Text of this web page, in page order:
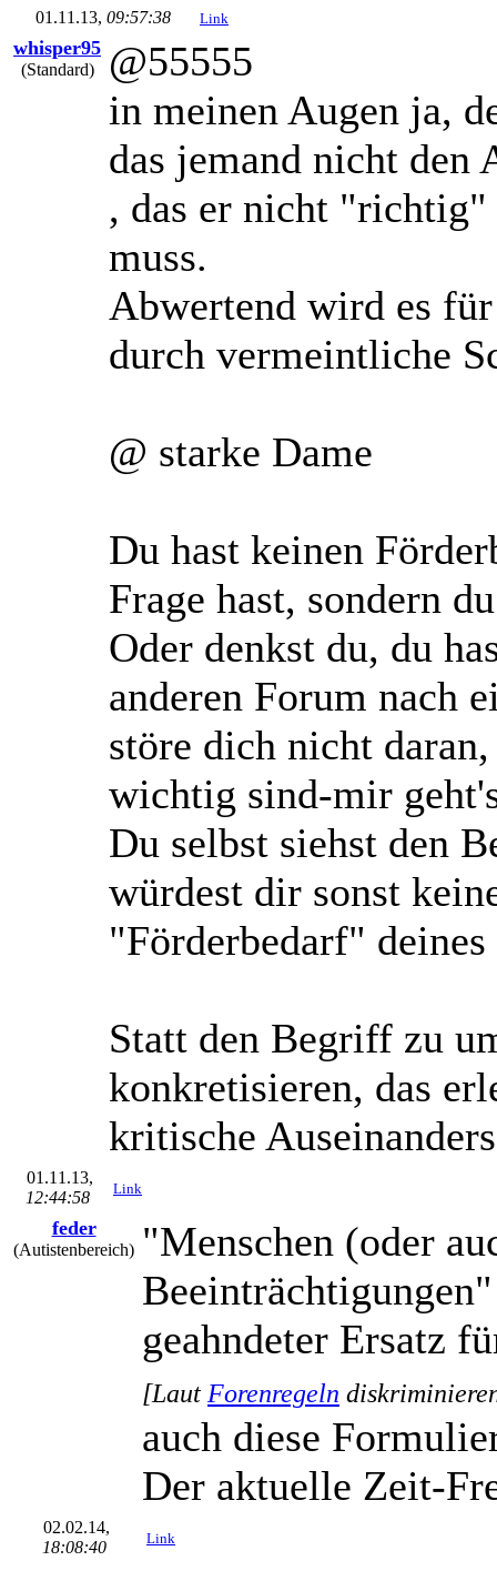
01.11.13, 09:57:38 Link
whisper95
(Standard)
@55555
in meinen Augen ja,
das jemand nicht den
, das er nicht "richtig"
muss.
Abwertend wird es
durch vermeintliche
@ starke Dame
Du hast keinen
Frage hast, sondern
Oder denkst du, du
anderen Forum nach
störe dich nicht
wichtig sind-mir
Du selbst siehst den
würdest dir sonst
"Förderbedarf"
Statt den Begriff zu
konkretisieren, das
kritische
01.11.13,
12:44:58
Link
feder
(Autistenbereich) "Menschen (oder
geahndeter Ersatz
[Laut Forenregeln
auch diese
Der aktuelle Zeit-
02.02.14,
18:08:40
Link